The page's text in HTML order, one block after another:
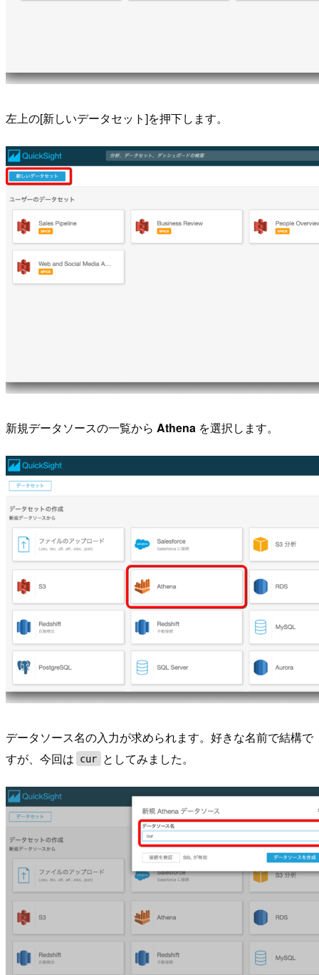
左上の[新しいデータセット]を押下します。
新規データソースの一覧から Athena を選択します。
データソース名の入力が求められます。好きな名前で結構で
すが、今回は
cur としてみました。